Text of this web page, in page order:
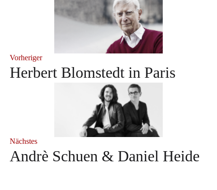
Vorheriger
Herbert Blomstedt in Paris
Nächstes
Andrè Schuen & Daniel Heide